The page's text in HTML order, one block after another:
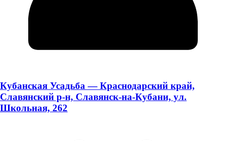
Кубанская Усадьба — Краснодарский край,
Славянский р-н, Славянск-на-Кубани, ул.
Школьная, 262